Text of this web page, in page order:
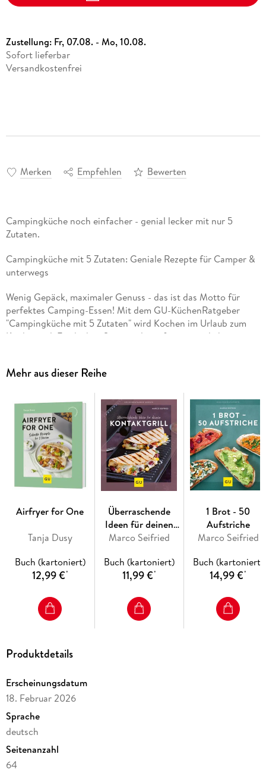
Zustellung: Fr, 07.08. - Mo, 10.08.
Sofort lieferbar
Versandkostenfrei
Merken Empfehlen Bewerten
Campingküche noch einfacher - genial lecker mit nur 5
Zutaten.
Campingküche mit 5 Zutaten: Geniale Rezepte für Camper &
unterwegs
Wenig Gepäck, maximaler Genuss - das ist das Motto für
perfektes Camping-Essen! Mit dem GU-KüchenRatgeber
"Campingküche mit 5 Zutaten" wird Kochen im Urlaub zum
Kinderspiel. Entdecken Sie geniale, anfängertaugliche
Sonnenuntergang, anstatt lange in der Küche zu stehen.
Ferien auf dem Teller - einfach, schnell und unglaublich
lecker!
Dieses Kochbuch ist Ihr bester Kumpel für unterwegs. Egal,
ob Sie Salate für heiße Tage, wärmende Eintöpfe für kühle
Abende oder süße Sundowner suchen - hier finden Sie alles.
Die Rezepte sind perfekt auf die Bedingungen beim Campen
abgestimmt: wenig Aufwand, einfache Ausrüstung und voller
Geschmack.
Ihre Vorteile auf einen Blick:
Nur 5 Zutaten pro Rezept: Weniger einkaufen, weniger
schleppen - mehr Platz für Wichtiges.
Einfach & Schnell: Alle Gerichte sind unkompliziert und
schnell zubereitet, ideal für Kochanfänger und erfahrene
Für jede Gelegenheit: Von Snacks über herzhafte
Chilitopf bis zu süßen Desserts wie Blitztiramisu.
Inhaltsverzeichnis
Hinweis zur Optimierung
Mehr aus dieser Reihe
Airfryer for One
Tanja Dusy
Buch (kartoniert)
12,99 €*
Überraschende
Ideen für deinen
Kontaktgrill
Marco Seifried
Buch (kartoniert)
11,99 €*
1 Brot - 50
Aufstriche
Marco Seifried
Buch (kartoniert)
14,99 €*
Produktdetails
Erscheinungsdatum
18. Februar 2026
Sprache
deutsch
Seitenanzahl
64